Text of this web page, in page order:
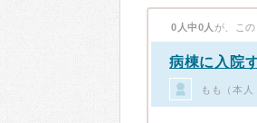
0人中0人 が、こ
病棟に入院
もも（本人